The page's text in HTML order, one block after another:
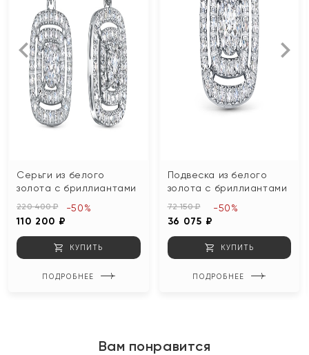
Серьги из белого
золота с бриллиантами
220 400 ₽
110 200 ₽
-50%
КУПИТЬ
ПОДРОБНЕЕ
Подвеска из белого
золота с бриллиантами
72 150 ₽
36 075 ₽
-50%
КУПИТЬ
ПОДРОБНЕЕ
Вам понравится